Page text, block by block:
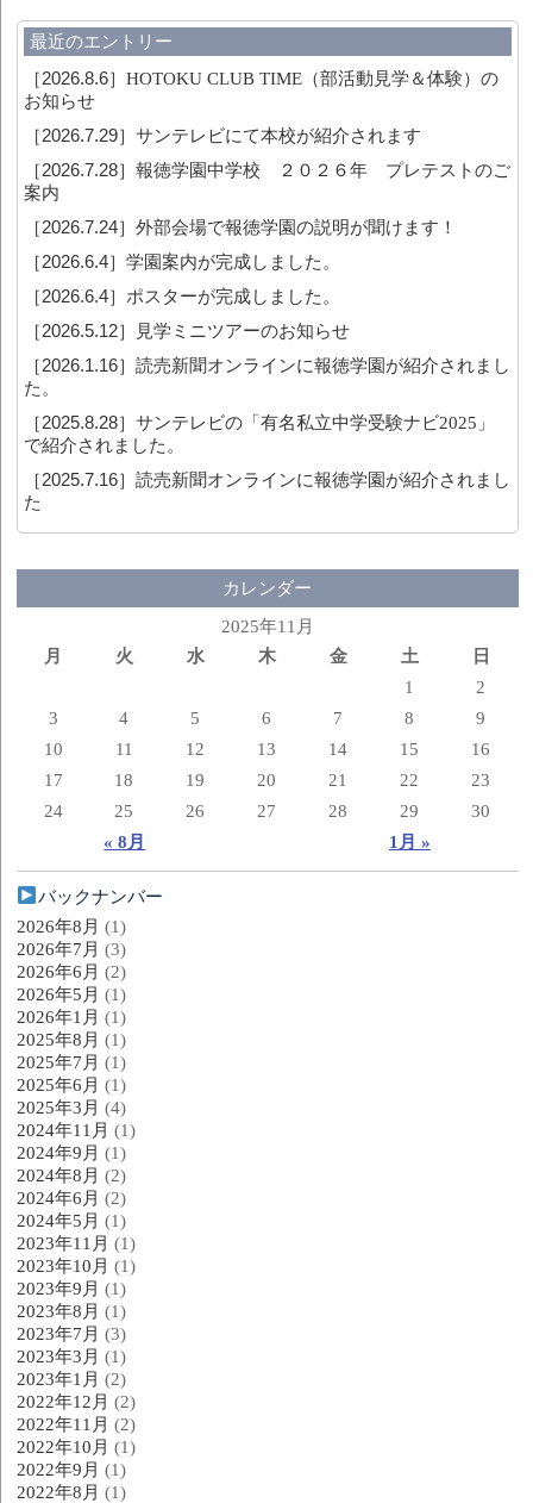
最近のエントリー
［2026.8.6］HOTOKU CLUB TIME（部活動見学＆体験）の
お知らせ
［2026.7.29］サンテレビにて本校が紹介されます
［2026.7.28］報徳学園中学校 ２０２６年 プレテストのご
案内
［2026.7.24］外部会場で報徳学園の説明が聞けます！
［2026.6.4］学園案内が完成しました。
［2026.6.4］ ポスターが完成しました。
［2026.5.12］ 見学ミニツアーのお知らせ
［2026.1.16］読売新聞オンラインに報徳学園が紹介されまし
た。
［2025.8.28］サンテレビの「有名私立中学受験ナビ2025」
で紹介されました。
［2025.7.16］読売新聞オンラインに報徳学園が紹介されまし
た
カレンダー
2025年11月
月
火 水 木 金 土 日
« 8月 1月 »
1
2
3
4 5 6 7 8
9
10
11 12 13 14 15
16
17
18 19 20 21 22
23
24
25 26 27 28 29 30
バックナンバー
2026年8月 (1)
2026年7月 (3)
2026年6月 (2)
2026年5月 (1)
2026年1月 (1)
2025年8月 (1)
2025年7月 (1)
2025年6月 (1)
2025年3月 (4)
2024年11月 (1)
2024年9月 (1)
2024年8月 (2)
2024年6月 (2)
2024年5月 (1)
2023年11月 (1)
2023年10月 (1)
2023年9月 (1)
2023年8月 (1)
2023年7月 (3)
2023年3月 (1)
2023年1月 (2)
2022年12月 (2)
2022年11月 (2)
2022年10月 (1)
2022年9月 (1)
2022年8月 (1)